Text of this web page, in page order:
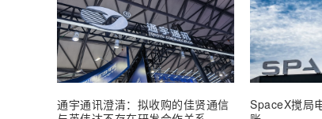
通宇通讯澄清：拟收购的佳贤通信
SpaceX搅局